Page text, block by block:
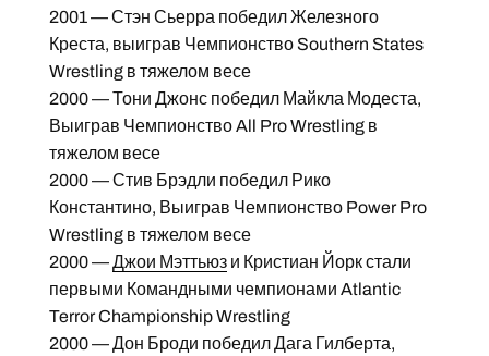
2001 — Стэн Сьерра победил Железного
Креста, выиграв Чемпионство Southern States
Wrestling в тяжелом весе
2000 — Тони Джонс победил Майкла Модеста,
Выиграв Чемпионство All Pro Wrestling в
тяжелом весе
2000 — Стив Брэдли победил Рико
Константино, Выиграв Чемпионство Power Pro
Wrestling в тяжелом весе
2000 —Джои Мэттьюзи Кристиан Йорк стали
первыми Командными чемпионами Atlantic
Terror Championship Wrestling
2000 — Дон Броди победил Дага Гилберта,